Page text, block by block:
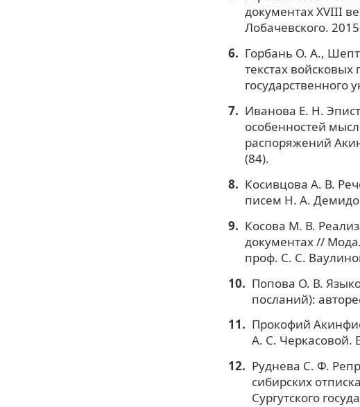
документах XVIII
Лобачевского.
Горбань О. А.,
текстах войсковых
государственного
Иванова Е. Н.
особенностей
распоряжений
(84).
Косивцова А. В.
писем Н. А.
Косова М. В.
документах //
проф. С. С.
Попова О. В.
посланий):
Прокофий
А. С. Черкасовой.
Руднева С. Ф.
сибирских
Сургутского